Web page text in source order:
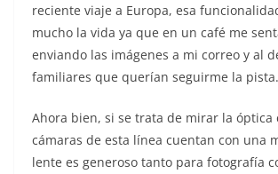
reciente viaje a Europa, esa
mucho la vida ya que en un café me
enviando las imágenes a mi correo y al
familiares que querían seguirme la pista.
Ahora bien, si se trata de mirar la óptica
cámaras de esta línea cuentan con una
lente es generoso tanto para fotografía